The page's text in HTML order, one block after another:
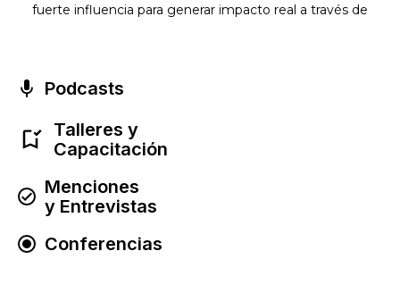
fuerte influencia para generar impacto real a través de
Podcasts
Talleres y
Capacitación
Menciones
y Entrevistas
Conferencias